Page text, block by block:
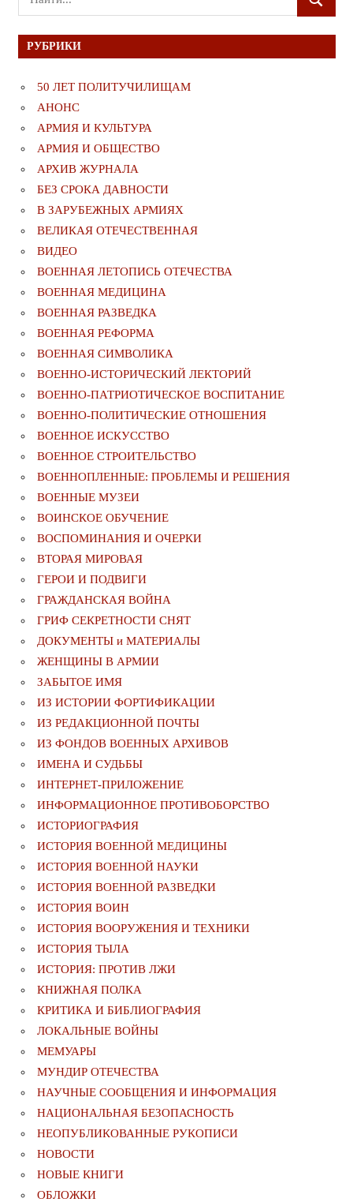
для:
ПОИСК
РУБРИКИ
50 ЛЕТ ПОЛИТУЧИЛИЩАМ
АНОНС
АРМИЯ И КУЛЬТУРА
АРМИЯ И ОБЩЕСТВО
АРХИВ ЖУРНАЛА
БЕЗ СРОКА ДАВНОСТИ
В ЗАРУБЕЖНЫХ АРМИЯХ
ВЕЛИКАЯ ОТЕЧЕСТВЕННАЯ
ВИДЕО
ВОЕННАЯ ЛЕТОПИСЬ ОТЕЧЕСТВА
ВОЕННАЯ МЕДИЦИНА
ВОЕННАЯ РАЗВЕДКА
ВОЕННАЯ РЕФОРМА
ВОЕННАЯ СИМВОЛИКА
ВОЕННО-ИСТОРИЧЕСКИЙ ЛЕКТОРИЙ
ВОЕННО-ПАТРИОТИЧЕСКОЕ ВОСПИТАНИЕ
ВОЕННО-ПОЛИТИЧЕСКИE ОТНОШЕНИЯ
ВОЕННОЕ ИСКУССТВО
ВОЕННОЕ СТРОИТЕЛЬСТВО
ВОЕННОПЛЕННЫЕ: ПРОБЛЕМЫ И РЕШЕНИЯ
ВОЕННЫЕ МУЗЕИ
ВОИНСКОЕ ОБУЧЕНИЕ
ВОСПОМИНАНИЯ И ОЧЕРКИ
ВТОРАЯ МИРОВАЯ
ГЕРОИ И ПОДВИГИ
ГРАЖДАНСКАЯ ВОЙНА
ГРИФ СЕКРЕТНОСТИ СНЯТ
ДОКУМЕНТЫ и МАТЕРИАЛЫ
ЖЕНЩИНЫ В АРМИИ
ЗАБЫТОЕ ИМЯ
ИЗ ИСТОРИИ ФОРТИФИКАЦИИ
ИЗ РЕДАКЦИОННОЙ ПОЧТЫ
ИЗ ФОНДОВ ВОЕННЫХ АРХИВОВ
ИМЕНА И СУДЬБЫ
ИНТЕРНЕТ-ПРИЛОЖЕНИЕ
ИНФОРМАЦИОННОЕ ПРОТИВОБОРСТВО
ИСТОРИОГРАФИЯ
ИСТОРИЯ ВОЕННОЙ МЕДИЦИНЫ
ИСТОРИЯ ВОЕННОЙ НАУКИ
ИСТОРИЯ ВОЕННОЙ РАЗВЕДКИ
ИСТОРИЯ ВОИН
ИСТОРИЯ ВООРУЖЕНИЯ И ТЕХНИКИ
ИСТОРИЯ ТЫЛА
ИСТОРИЯ: ПРОТИВ ЛЖИ
КНИЖНАЯ ПОЛКА
КРИТИКА И БИБЛИОГРАФИЯ
ЛОКАЛЬНЫЕ ВОЙНЫ
МЕМУАРЫ
МУНДИР ОТЕЧЕСТВА
НАУЧНЫЕ СООБЩЕНИЯ И ИНФОРМАЦИЯ
НАЦИОНАЛЬНАЯ БЕЗОПАСНОСТЬ
НЕОПУБЛИКОВАННЫЕ РУКОПИСИ
НОВОСТИ
НОВЫЕ КНИГИ
ОБЛОЖКИ